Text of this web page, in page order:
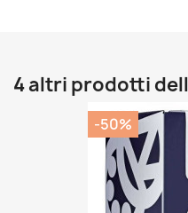
4 altri prodotti
-50%